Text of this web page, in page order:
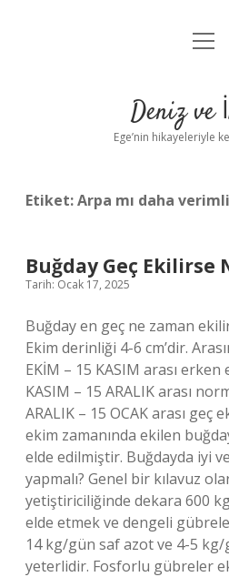
Anasayfa
Yasal
Deniz ve
Ege’nin hikayeleriyle
Etiket:Arpa mı daha
Buğday Geç Ekilirse
Tarih: Ocak 17, 2025
Buğday en geç ne zaman
Ekim derinliği 4-6 cm’dir.
EKİM – 15 KASIM arası erken
KASIM – 15 ARALIK arası
ARALIK – 15 OCAK arası geç
ekim zamanında ekilen
elde edilmiştir. Buğdayda iyi
yapmalı? Genel bir kılavuz
yetiştiriciliğinde dekara 600
elde etmek ve dengeli
14 kg/gün saf azot ve 4-5
yeterlidir. Fosforlu gübreler